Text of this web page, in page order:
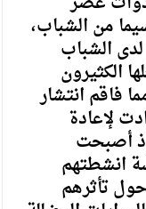
من الشباب،
الشباب
الكثيرون
فاقم انتشار
لإعادة
إذ أصبحت
انشطتهم
تأثرهم